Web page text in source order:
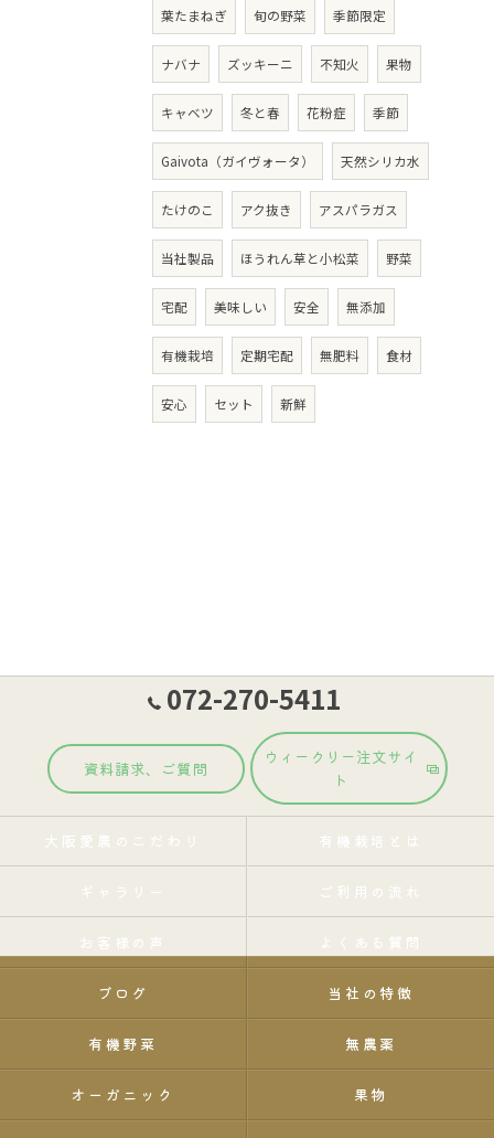
葉たまねぎ 旬の野菜 季節限定
ナバナ ズッキーニ 不知火 果物
キャベツ 冬と春 花粉症 季節
Gaivota（ガイヴォータ） 天然シリカ水
たけのこ アク抜き アスパラガス
当社製品 ほうれん草と小松菜 野菜
宅配 美味しい 安全 無添加
有機栽培 定期宅配 無肥料 食材
安心 セット 新鮮
072-270-5411
資料請求、ご質問
ウィークリー注文サイ
ト
大阪愛農のこだわり 有機栽培とは
ギャラリー ご利用の流れ
お客様の声 よくある質問
ブログ 当社の特徴
有機野菜 無農薬
オーガニック 果物